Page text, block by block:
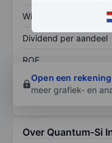
Winst per aandeel
Dividend per aandeel
ROE
Open een rekening
meer grafiek- en
Over Quantum-Si